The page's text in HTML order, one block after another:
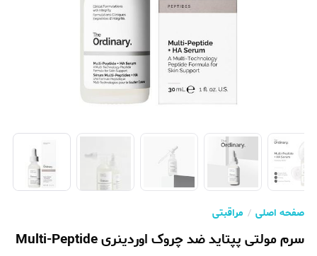
صفحه اصلی مراقبتی
سرم مولتی پپتاید ضد چروک اوردینری Multi-Peptide